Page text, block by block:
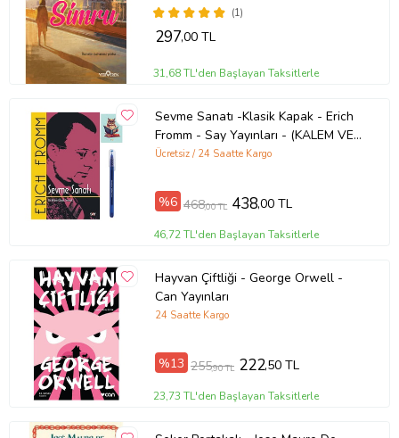
(1)
297,00 TL
31,68 TL'den Başlayan Taksitlerle
Sevme Sanatı -Klasik Kapak - Erich
Fromm - Say Yayınları - (KALEM VE
NOT DEFTERLİ) (Renksiz)
Ücretsiz / 24 Saatte Kargo
%6 468,00 TL 438,00 TL
46,72 TL'den Başlayan Taksitlerle
Hayvan Çiftliği - George Orwell -
Can Yayınları
24 Saatte Kargo
%13 255,90 TL 222,50 TL
23,73 TL'den Başlayan Taksitlerle